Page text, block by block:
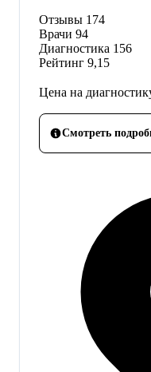
Отзывы 174
Врачи 94
Диагностика 156
Рейтинг 9,15
Цена на
Смотреть